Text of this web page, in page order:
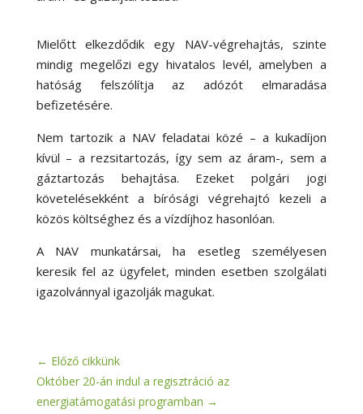
Mielőtt elkezdődik egy NAV-végrehajtás, szinte
mindig megelőzi egy hivatalos levél, amelyben a
hatóság felszólítja az adózót elmaradása
befizetésére.
Nem tartozik a NAV feladatai közé – a kukadíjon
kívül – a rezsitartozás, így sem az áram-, sem a
gáztartozás behajtása. Ezeket polgári jogi
követelésekként a bírósági végrehajtó kezeli a
közös költséghez és a vízdíjhoz hasonlóan.
A NAV munkatársai, ha esetleg személyesen
keresik fel az ügyfelet, minden esetben szolgálati
igazolvánnyal igazolják magukat.
← Előző cikkünk
Október 20-án indul a regisztráció az
energiatámogatási programban →